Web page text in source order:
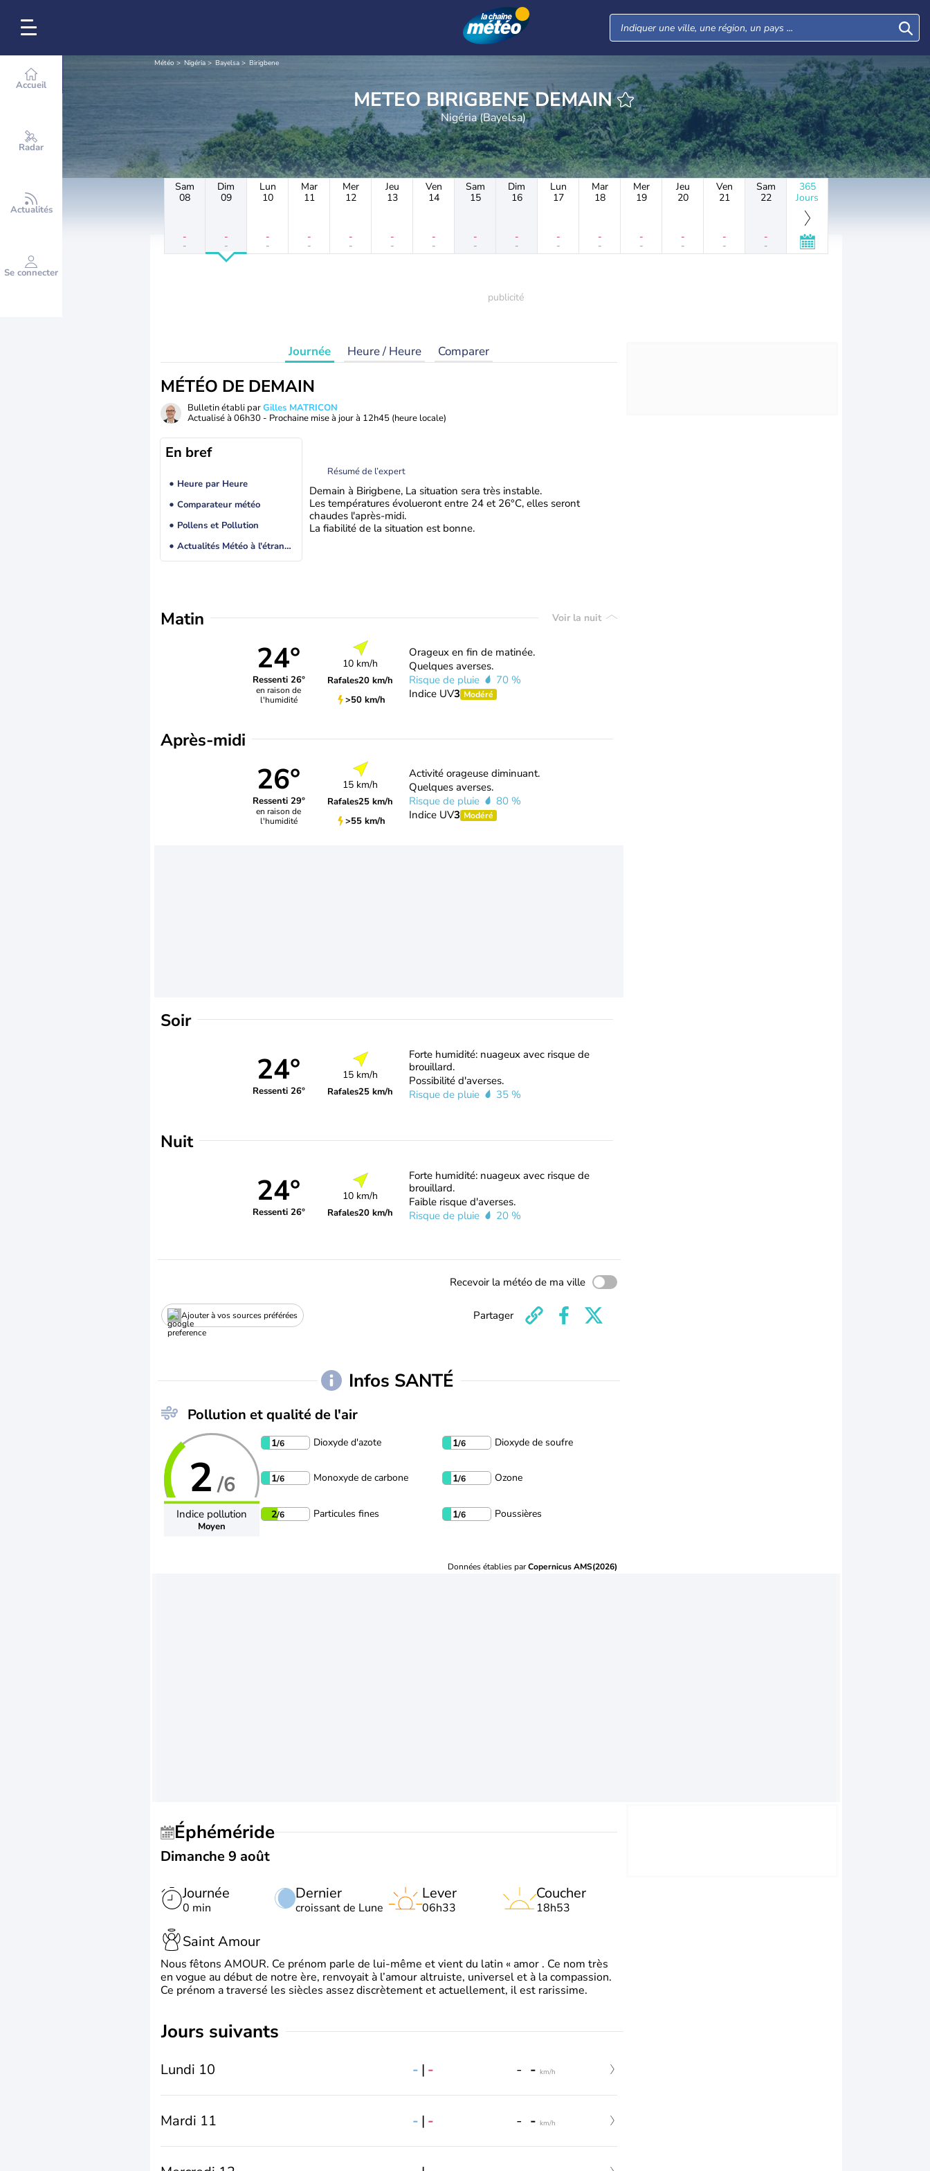
Accueil
Radar
Actualités
Se connecter
Météo Nigéria Bayelsa Birigbene
METEO BIRIGBENE DEMAIN
Nigéria (Bayelsa)
Sam
08
-
-
Dim
09
-
-
Lun
10
-
-
Mar
11
-
-
Mer
12
-
-
Jeu
13
-
-
Ven
14
-
-
Sam
15
-
-
Dim
16
-
-
Lun
17
-
-
Mar
18
-
-
Mer
19
-
-
Jeu
20
-
-
Ven
21
-
-
Sam
22
-
-
365
Jours
Journée Heure / Heure Comparer
MÉTÉO DE DEMAIN
Bulletin établi parGilles MATRICON
Actualisé à 06h30 - Prochaine mise à jour à 12h45 (heure locale)
En bref
Heure par Heure
Comparateur météo
Pollens et Pollution
Actualités Météo à l'étranger
Résumé de l’expert
Demain à Birigbene, La situation sera très instable.
Les températures évolueront entre 24 et 26°C, elles seront
chaudes l'après-midi.
La fiabilité de la situation est bonne.
Matin Voir la nuit
24°
Ressenti 26°
en raison de
l'humidité
10 km/h
Rafales20 km/h
>50 km/h
Orageux en fin de matinée.
Quelques averses.
Risque de pluie
70 %
Indice UV3 Modéré
Après-midi
26°
Ressenti 29°
en raison de
l'humidité
15 km/h
Rafales25 km/h
>55 km/h
Activité orageuse diminuant.
Quelques averses.
Risque de pluie
80 %
Indice UV3 Modéré
Soir
24°
Ressenti 26°
15 km/h
Rafales25 km/h
Forte humidité: nuageux avec risque de
brouillard.
Possibilité d'averses.
Risque de pluie
35 %
Nuit
24°
Ressenti 26°
10 km/h
Rafales20 km/h
Forte humidité: nuageux avec risque de
brouillard.
Faible risque d'averses.
Risque de pluie
20 %
Recevoir la météo de ma ville
Ajouter à vos sources préférées Partager
Infos SANTÉ
Pollution et qualité de l'air
2 /6
Indice pollution
Moyen
1/6 Dioxyde d'azote 1/6 Dioxyde de soufre
1/6 Monoxyde de carbone 1/6 Ozone
2/6 Particules fines 1/6 Poussières
Données établies parCopernicus AMS(2026)
Éphéméride
Dimanche 9 août
Journée
0 min
Dernier
croissant de Lune
Lever
06h33
Coucher
18h53
Saint Amour
Nous fêtons AMOUR. Ce prénom parle de lui-même et vient du latin « amor . Ce nom très
en vogue au début de notre ère, renvoyait à l’amour altruiste, universel et à la compassion.
Ce prénom a traversé les siècles assez discrètement et actuellement, il est rarissime.
jours suivants
Lundi 10 - | - - - km/h
Mardi 11 - | - - - km/h